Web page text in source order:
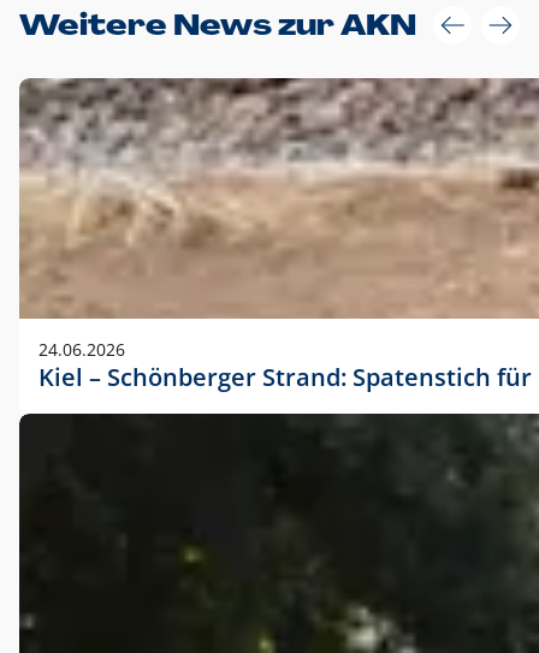
Weitere News zur AKN
24.06.2026
Kiel – Schönberger Strand: Spatenstich